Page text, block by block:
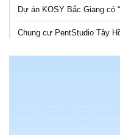
Dự án KOSY Bắc Giang có
Chung cư PentStudio Tây